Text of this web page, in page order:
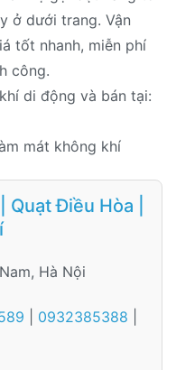
ở dưới trang. Vận
tốt nhanh, miễn phí
công.
di động và bán tại:
mát không khí
Điều Hòa |
Hà Nội
0932385388